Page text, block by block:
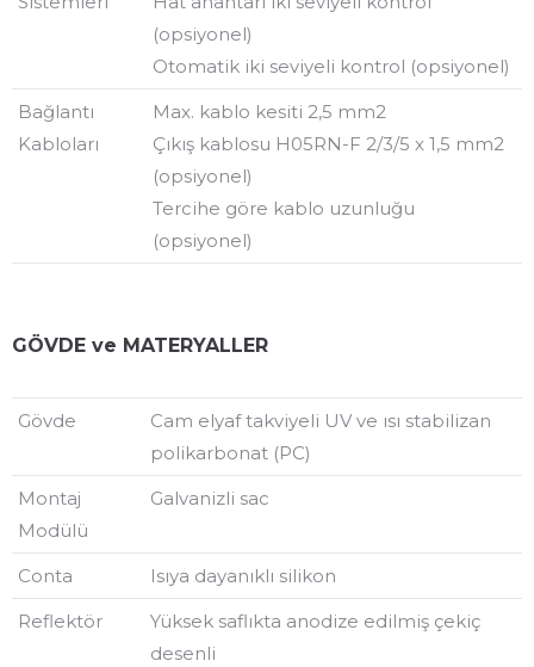
(opsiyonel)
Otomatik iki seviyeli kontrol (opsiyonel)
Bağlantı
Kabloları
Max. kablo kesiti 2,5 mm2
Çıkış kablosu H05RN-F 2/3/5 x 1,5 mm2
(opsiyonel)
Tercihe göre kablo uzunluğu
(opsiyonel)
GÖVDE ve MATERYALLER
Gövde
Cam elyaf takviyeli UV ve ısı stabilizan
polikarbonat (PC)
Montaj
Modülü
Galvanizli sac
Conta
Isıya dayanıklı silikon
Reflektör
Yüksek saflıkta anodize edilmiş çekiç
desenli